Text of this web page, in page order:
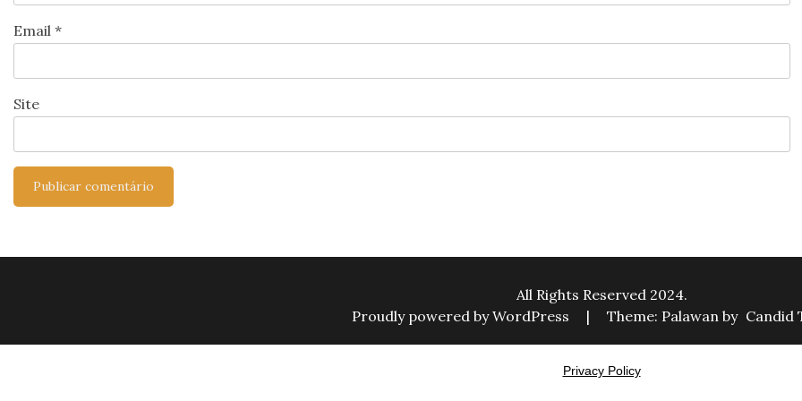
Email *
Site
All Rights Reserved 2024.
Proudly powered by WordPress
| Theme: Palawan by Candid
Privacy Policy